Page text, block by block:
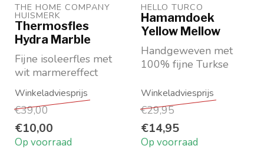
THE HOME COMPANY
HUISMERK
Thermosfles
Hydra Marble
Fijne isoleerfles met
wit marmereffect
Houdt je drank
onderweg lekker
koud of w...
€39,00
€10,00
Op voorraad
HELLO TURCO
Hamamdoek
Yellow Mellow
Handgeweven met
100% fijne Turkse
Geel, met ingeweven
lijnen
Stonewashed,...
€29,95
€14,95
Op voorraad